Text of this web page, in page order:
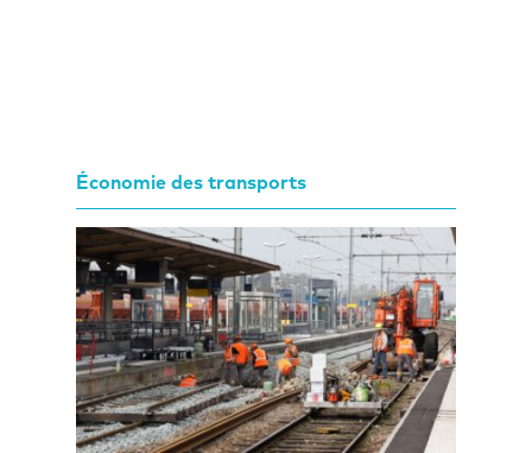
Économie des transports